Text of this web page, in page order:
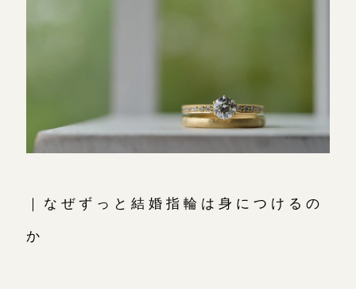
｜なぜずっと結婚指輪は身につけるの
か